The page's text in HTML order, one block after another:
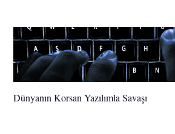
Dünyanın Korsan Yazılımla Savaşı